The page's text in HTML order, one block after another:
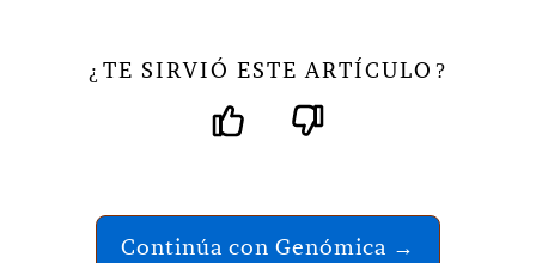
¿ TE SIRVIÓ ESTE ARTÍCULO ?
Continúa con Genómica →